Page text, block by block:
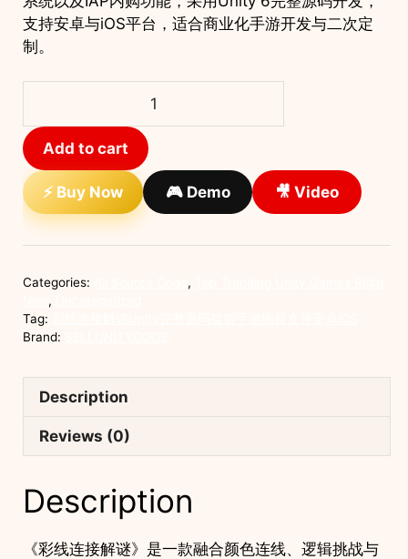
支持安卓与iOS平台，适合商业化手游开发与二次定
制。
连
接
解
谜
Unity
完
整
码
益
目
卓
Add to cart
⚡ Buy Now 🎮 Demo 🎥 Video
Categories: ,
,
Tag:
Brand:
Description
Reviews (0)
Description
《彩线连接解谜》是一款融合颜色连线、逻辑挑战与